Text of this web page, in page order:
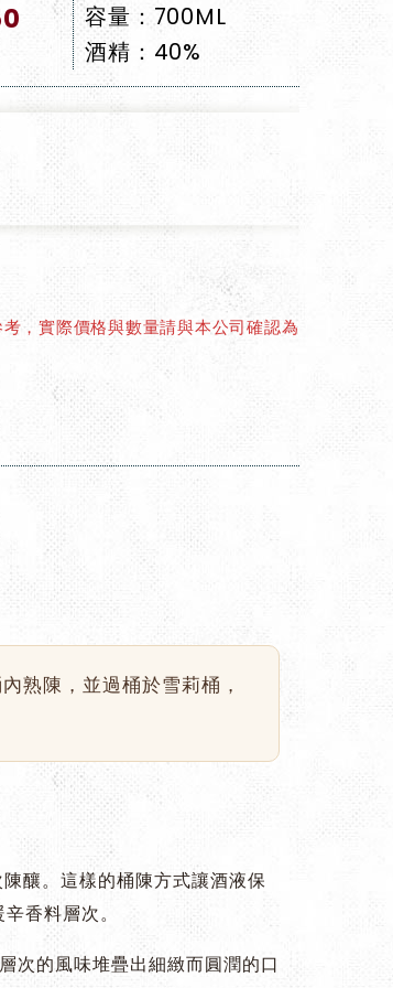
容量：700ML
酒精：40%
，實際價格與數量請與本公司確認為
熟陳，並過桶於雪莉桶，
釀。這樣的桶陳方式讓酒液保
香料層次。
次的風味堆疊出細緻而圓潤的口